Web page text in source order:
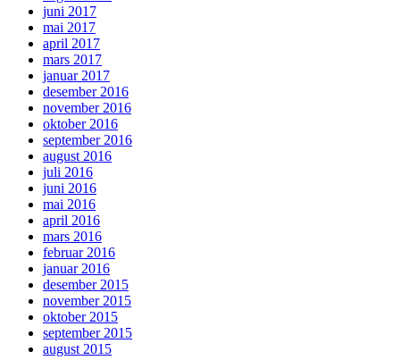
juni 2017
mai 2017
april 2017
mars 2017
januar 2017
desember 2016
november 2016
oktober 2016
september 2016
august 2016
juli 2016
juni 2016
mai 2016
april 2016
mars 2016
februar 2016
januar 2016
desember 2015
november 2015
oktober 2015
september 2015
august 2015